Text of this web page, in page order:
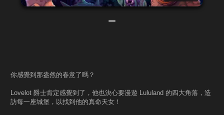
你感覺到那盎然的春意了嗎？
Lovelot 爵士肯定感覺到了，他也決心要漫遊 Lululand 的四大角落，造
訪每一座城堡，以找到他的真命天女！